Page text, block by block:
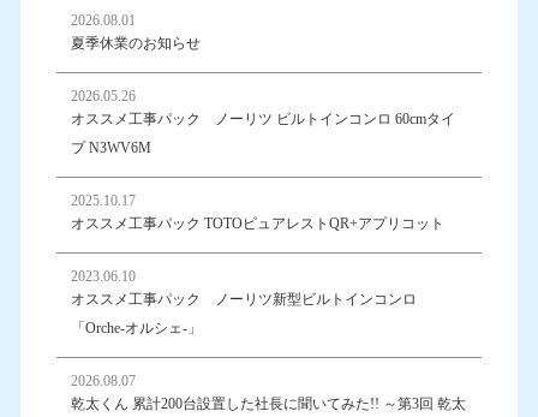
2026.08.01
夏季休業のお知らせ
2026.05.26
オススメ工事パック ノーリツ ビルトインコンロ 60cmタイ
プ N3WV6M
2025.10.17
オススメ工事パック TOTOピュアレストQR+アプリコット
2023.06.10
オススメ工事パック ノーリツ新型ビルトインコンロ
「Orche-オルシェ-」
2026.08.07
乾太くん 累計200台設置した社長に聞いてみた!! ～第3回 乾太